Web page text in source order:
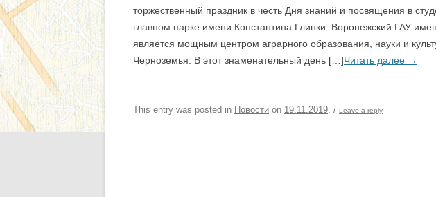
торжественный праздник в честь Дня знаний и посвящения в
главном парке имени Константина Глинки. Воронежский ГАУ
является мощным центром аграрного образования, науки и
Черноземья. В этот знаменательный день […]Читать далее →
This entry was posted in Новости on 19.11.2019 / Leave a reply